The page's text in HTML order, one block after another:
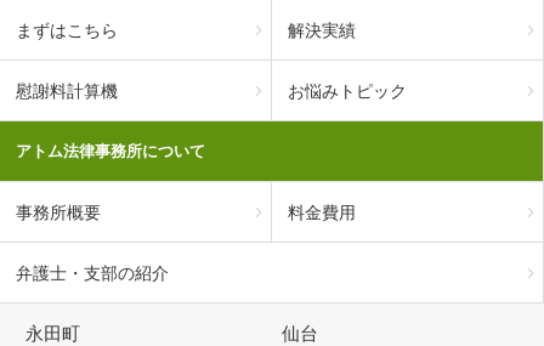
まずはこちら 解決実績
慰謝料計算機 お悩みトピック
アトム法律事務所について
事務所概要 料金費用
弁護士・支部の紹介
永田町 仙台